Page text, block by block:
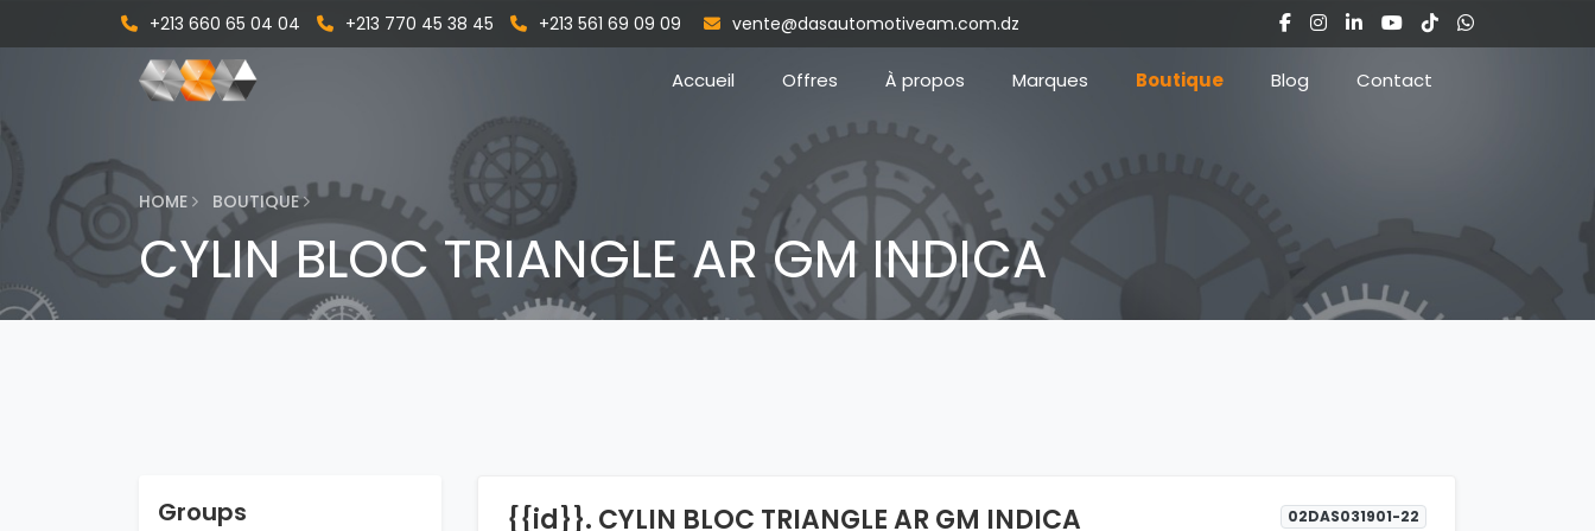
+213 660 65 04 04 +213 770 45 38 45 +213 561 69 09 09 vente@dasautomotiveam.com.dz
Accueil Offres À propos Marques Boutique Blog Contact
HOME BOUTIQUE
CYLIN BLOC TRIANGLE AR GM INDICA
Groups {{id}}. CYLIN BLOC TRIANGLE AR GM INDICA 02DAS031901-22